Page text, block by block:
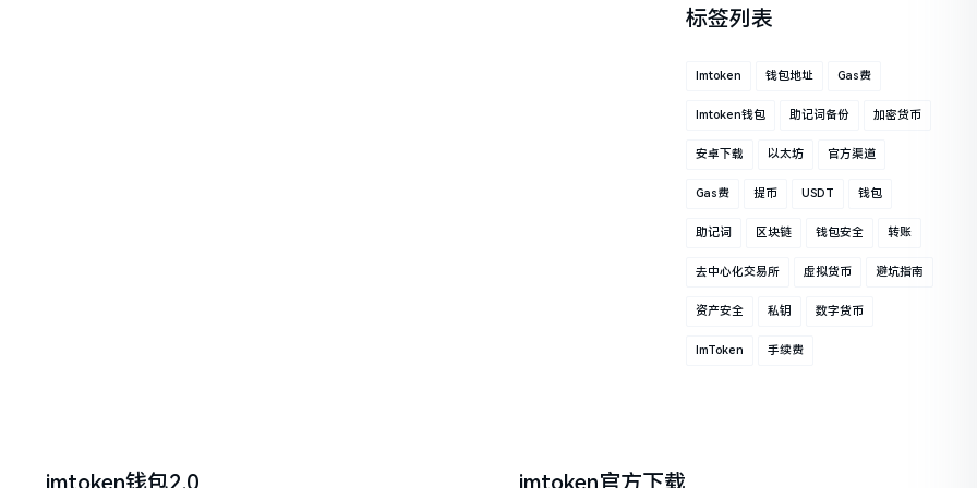
标签列表
Imtoken 钱包地址 Gas费
Imtoken钱包 助记词备份 加密货币
安卓下载 以太坊 官方渠道
Gas费 提币 USDT 钱包
助记词 区块链 钱包安全 转账
去中心化交易所 虚拟货币 避坑指南
资产安全 私钥 数字货币
ImToken 手续费